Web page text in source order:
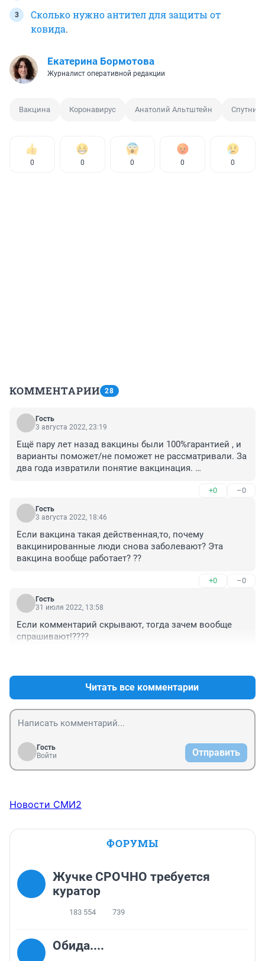
Сколько нужно антител для защиты от
ковида.
Екатерина Бормотова
Журналист оперативной редакции
Вакцина Коронавирус Анатолий Альтштейн Спутник
0 0 0 0 0
КОММЕНТАРИИ 28
Гость
3 августа 2022, 23:19
Ещё пару лет назад вакцины были 100%гарантией , и
варианты поможет/не поможет не рассматривали. За
два года извратили понятие вакцинация.
+0 –0
Гость
3 августа 2022, 18:46
Если вакцина такая действенная,то, почему
вакцинированные люди снова заболевают? Эта
вакцина вообще работает? ??
+0 –0
Гость
31 июля 2022, 13:58
Если комментарий скрывают, тогда зачем вообще
спрашивают!????
Читать все комментарии
Гость
Войти
Отправить
Новости СМИ2
ФОРУМЫ
Жучке СРОЧНО требуется
куратор
183 554 739
Обида....